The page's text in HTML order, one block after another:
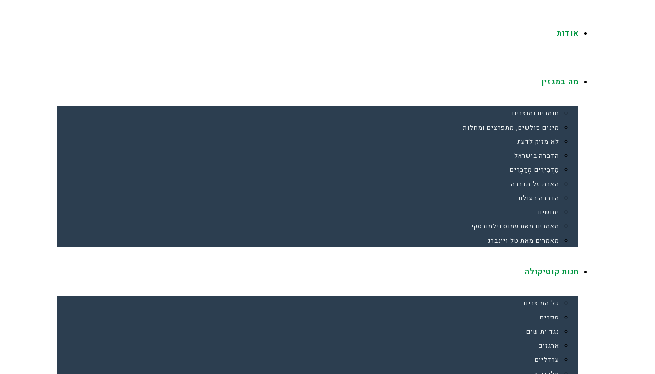
אודות
מה במגזין
חומרים ומוצרים
מינים פולשים, מתפרצים ומחלות
לא מזיק לדעת
הדברה בישראל
מַדְבִּירִים מְדַבְּרִים
הארה על הדברה
הדברה בעולם
יתושים
מאמרים מאת עמוס וילמובסקי
מאמרים מאת טל ויינברג
חנות קוטיקולה
כל המוצרים
ספרים
נגד יתושים
ארגזים
ערדליים